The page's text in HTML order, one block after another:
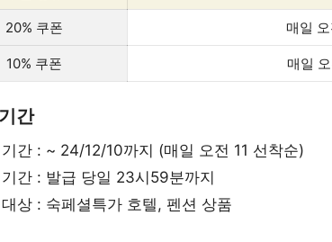
20% 쿠폰 매일
10% 쿠폰 매일
간
간 : ~ 24/12/10까지 (매일 오전 11 선착순)
간 : 발급 당일 23시59분까지
상 : 숙페셜특가 호텔, 펜션 상품